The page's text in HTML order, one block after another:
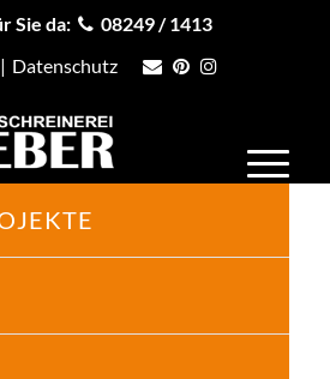
Sie da:
08249 / 1413
| Datenschutz